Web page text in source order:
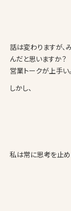
話は変わりますが、
んだと思いますか？
営業トークが上手い
しかし、
私は常に思考を止め